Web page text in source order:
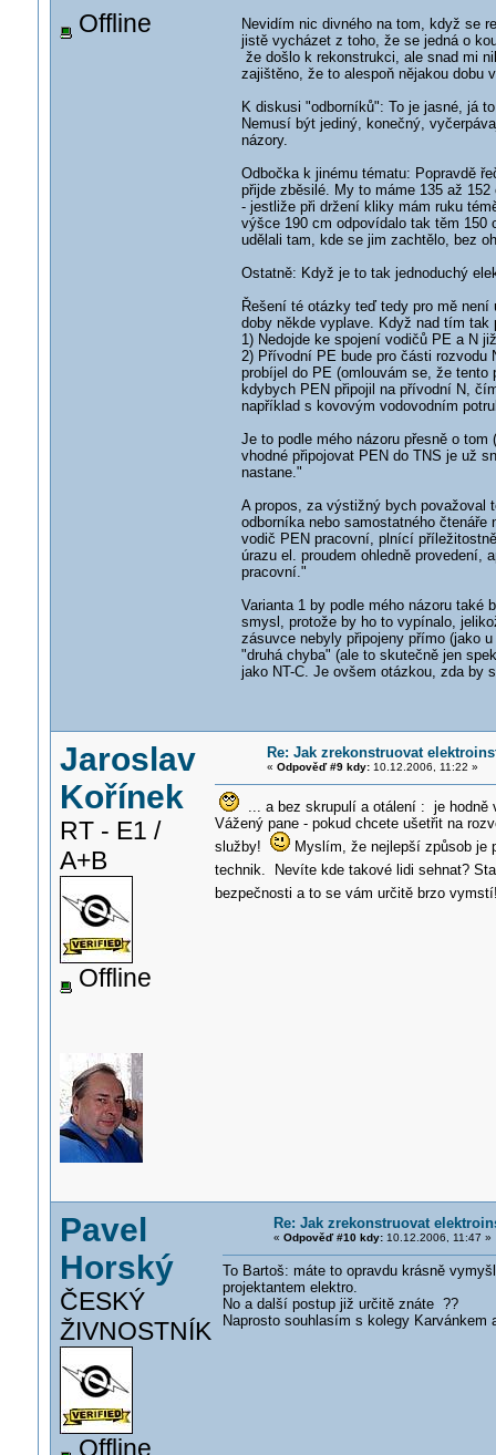
Offline
Nevidím nic divného na tom, když se
jistě vycházet z toho, že se jedná o
že došlo k rekonstrukci, ale snad mi
zajištěno, že to alespoň nějakou dobu
K diskusi "odborníků": To je jasné, já
Nemusí být jediný, konečný,
názory.
Odbočka k jinému tématu: Popravdě
přijde zběsilé. My to máme 135 až
- jestliže při držení kliky mám ruku
výšce 190 cm odpovídalo tak těm 150
udělali tam, kde se jim zachtělo, bez
Ostatně: Když je to tak jednoduchý
Řešení té otázky teď tedy pro mě
doby někde vyplave. Když nad tím
1) Nedojde ke spojení vodičů PE a N
2) Přívodní PE bude pro části rozvodu
probíjel do PE (omlouvám se, že tento
kdybych PEN připojil na přívodní N,
například s kovovým vodovodním
Je to podle mého názoru přesně o
vhodné připojovat PEN do TNS je už
nastane."
A propos, za výstižný bych považoval
odborníka nebo samostatného
vodič PEN pracovní, plnící
úrazu el. proudem ohledně provedení,
pracovní."
Varianta 1 by podle mého názoru také
smysl, protože by ho to vypínalo,
zásuvce nebyly připojeny přímo (jako
"druhá chyba" (ale to skutečně jen
jako NT-C. Je ovšem otázkou, zda by
Jaroslav
Kořínek
RT - E1 /
A+B
Offline
Re: Jak zrekonstruovat
« Odpověď #9 kdy:10.12.2006, 11:22 »
... a bez skrupulí a otálení : je hodně
Vážený pane - pokud chcete ušetřit na
služby!
Myslím, že nejlepší způsob je
technik. Nevíte kde takové lidi sehnat?
bezpečnosti a to se vám určitě brzo
Pavel
Horský
ČESKÝ
ŽIVNOSTNÍK
Offline
Re: Jak zrekonstruovat
« Odpověď #10 kdy:10.12.2006, 11:47 »
To Bartoš: máte to opravdu krásně
projektantem elektro.
No a další postup již určitě znáte ??
Naprosto souhlasím s kolegy Karvánkem